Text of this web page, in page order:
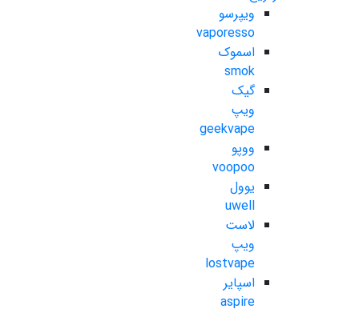
ویپرسو
vaporesso
اسموک
smok
گیک
ویپ
geekvape
ووپو
voopoo
یوول
uwell
لاست
ویپ
lostvape
اسپایر
aspire